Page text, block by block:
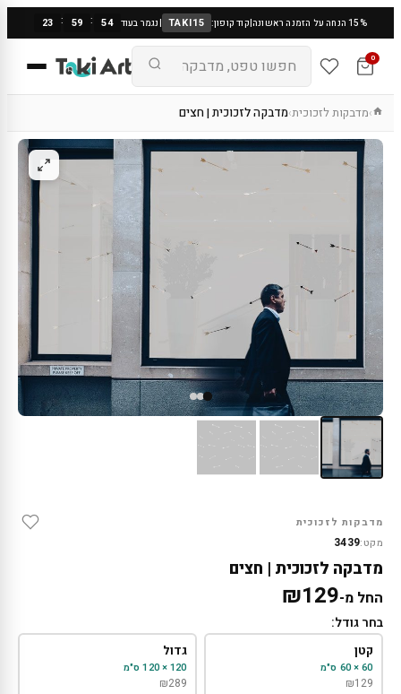
15% הנחה על הזמנה ראשונה |קוד קופון: TAKI15
|נגמר בעוד 23 : 59 : 53
0
›מדבקות לזכוכית›מדבקה לזכוכית | חצים
מדבקות לזכוכית
מקט:3439
מדבקה לזכוכית | חצים
החל מ- ₪129
בחר גודל:
קטן
60 × 60 ס"מ
₪129
גדול
120 × 120 ס"מ
₪289